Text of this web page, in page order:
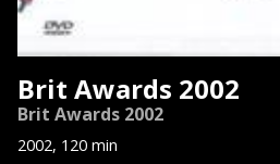
Brit Awards 2002
Brit Awards 2002
2002, 120 min